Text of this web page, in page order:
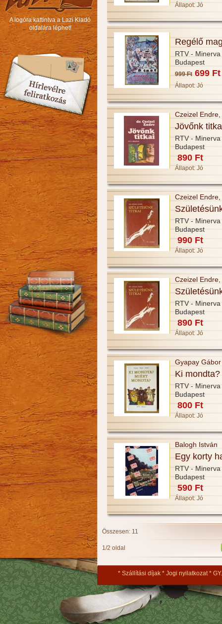
A logóra kattintva a Lazi Kiadó
oldalára léphet!
Állapot: Jó
Regélő
RTV -
Budapest
999 Ft 699 Ft
Állapot: Jó
Czeizel Endre,
Jövőnk
RTV -
Budapest
890 Ft
Állapot: Jó
Czeizel Endre,
RTV -
Budapest
990 Ft
Állapot: Jó
Czeizel Endre,
RTV -
Budapest
890 Ft
Állapot: Jó
Gyapay
Ki
RTV -
Budapest
800 Ft
Állapot: Jó
Balogh István
Egy korty
RTV -
Budapest
590 Ft
Állapot: Jó
Összesen: 11
1/2 oldal
Szállítási díjak Jogi nyilatkozat